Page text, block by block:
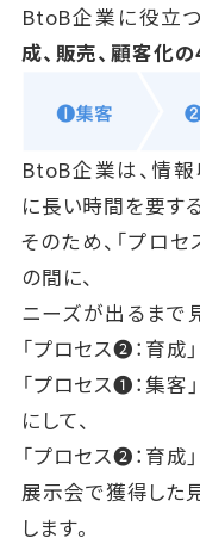
BtoB企業に役立
成、販売、顧客化
BtoB企業は、情
に長い時間を要す
そのため、「プロセ
の間に、
ニーズが出るまで
「プロセス❷：育成
「プロセス❶：集
にして、
「プロセス❷：育成
展示会で獲得した
します。